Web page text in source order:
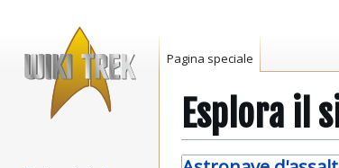
Esplora il
Vai
Vai
Pagina speciale